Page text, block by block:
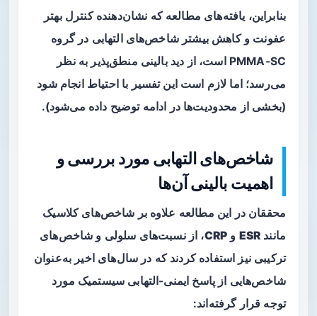
بنابراین، یافته‌های مطالعه که نشان‌دهنده کنترل بهتر
عفونت و کاهش بیشتر شاخص‌های التهابی در گروه
PMMA-SC است، از دید بالینی منطق‌پذیر به نظر
می‌رسد؛ اما لازم است این تفسیر با احتیاط انجام شود
(بخشی از محدودیت‌ها در ادامه توضیح داده می‌شود).
شاخص‌های التهابی مورد بررسی و
اهمیت بالینی آن‌ها
محققان در این مطالعه علاوه بر شاخص‌های کلاسیک
مانند ESR و CRP، از نسبت‌های سلولی و شاخص‌های
ترکیبی نیز استفاده کردند که در سال‌های اخیر به‌عنوان
شاخص‌هایی از پاسخ ایمنی-التهابی سیستمیک مورد
توجه قرار گرفته‌اند: